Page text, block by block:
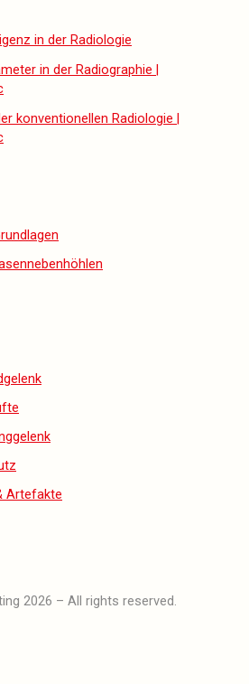
in der Radiologie
in der Radiographie |
konventionellen Radiologie |
Artefakte
2026 – All rights reserved.